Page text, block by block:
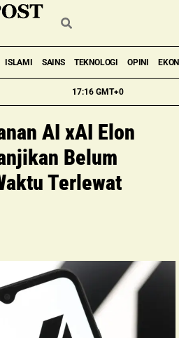
17:16 GMT+0
ISLAMI SAINS TEKNOLOGI OPINI
AI xAI Elon
Belum
Terlewat